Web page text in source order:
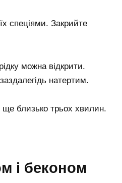
спеціями. Закрийте
можна відкрити.
натертим.
близько трьох хвилин.
і беконом